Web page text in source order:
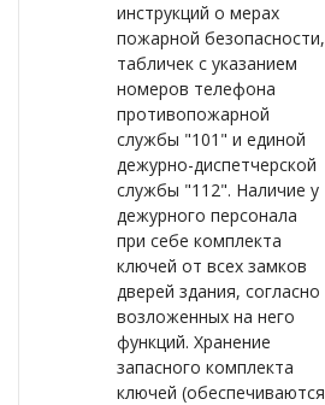
инструкций о мерах
пожарной безопасности,
табличек с указанием
номеров телефона
противопожарной
службы "101" и единой
дежурно-диспетчерской
службы "112". Наличие у
дежурного персонала
при себе комплекта
ключей от всех замков
дверей здания, согласно
возложенных на него
функций. Хранение
запасного комплекта
ключей (обеспечиваются